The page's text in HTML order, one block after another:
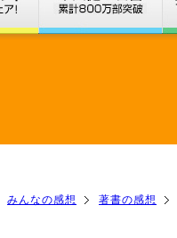
みんなの感想 著書の感想